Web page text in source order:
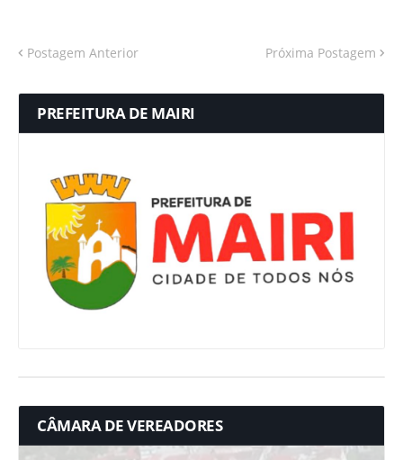
Postagem Anterior Próxima Postagem
PREFEITURA DE MAIRI
CÂMARA DE VEREADORES